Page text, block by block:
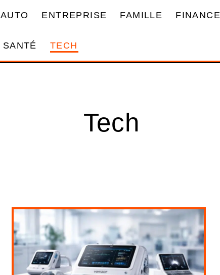
AUTO ENTREPRISE FAMILLE FINANCE
SANTÉ TECH
Tech